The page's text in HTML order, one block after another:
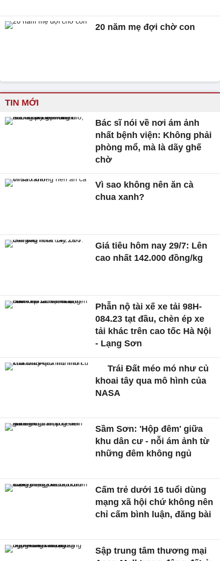
20 năm mẹ đợi chờ con
TIN MỚI
Bác sĩ nói về nơi ám ảnh
nhất bệnh viện: Không phải
phòng mổ, mà là dãy ghế
chờ
Vì sao không nên ăn cà
chua xanh?
Giá tiêu hôm nay 29/7: Lên
cao nhất 142.000 đồng/kg
Phẫn nộ tài xế xe tải 98H-
084.23 tạt đầu, chèn ép xe
tải khác trên cao tốc Hà Nội
- Lạng Sơn
Trái Đất méo mó như củ
khoai tây qua mô hình của
NASA
Sầm Sơn: 'Hộp đêm' giữa
khu dân cư - nỗi ám ảnh từ
những đêm không ngủ
Cấm trẻ dưới 16 tuổi dùng
mạng xã hội chứ không nên
chỉ cấm bình luận, đăng bài
Sập trung tâm thương mại